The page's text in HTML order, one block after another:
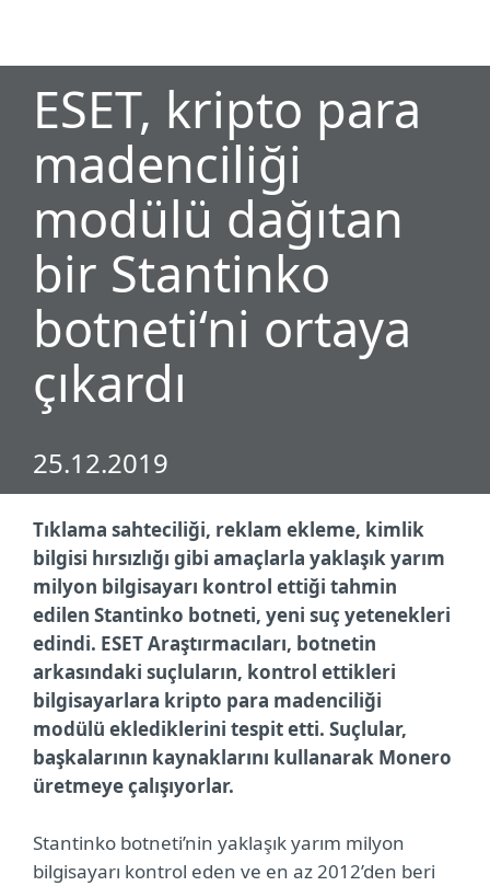
ESET, kripto para
madenciliği
modülü dağıtan
bir Stantinko
botneti‘ni ortaya
çıkardı
25.12.2019
Tıklama sahteciliği, reklam ekleme, kimlik
bilgisi hırsızlığı gibi amaçlarla yaklaşık yarım
milyon bilgisayarı kontrol ettiği tahmin
edilen Stantinko botneti, yeni suç yetenekleri
edindi. ESET Araştırmacıları, botnetin
arkasındaki suçluların, kontrol ettikleri
bilgisayarlara kripto para madenciliği
modülü eklediklerini tespit etti. Suçlular,
başkalarının kaynaklarını kullanarak Monero
üretmeye çalışıyorlar.
Stantinko botneti’nin yaklaşık yarım milyon
bilgisayarı kontrol eden ve en az 2012’den beri